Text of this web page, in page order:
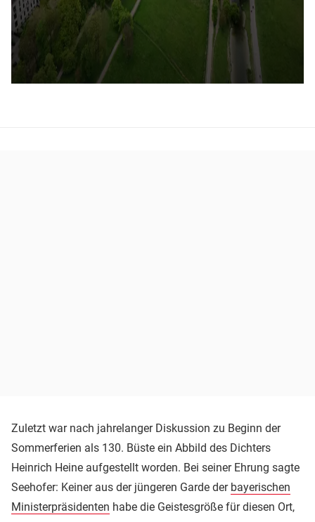
Zuletzt war nach jahrelanger Diskussion zu Beginn der
Sommerferien als 130. Büste ein Abbild des Dichters
Heinrich Heine aufgestellt worden. Bei seiner Ehrung sagte
Seehofer: Keiner aus der jüngeren Garde der bayerischen
Ministerpräsidenten habe die Geistesgröße für diesen Ort,